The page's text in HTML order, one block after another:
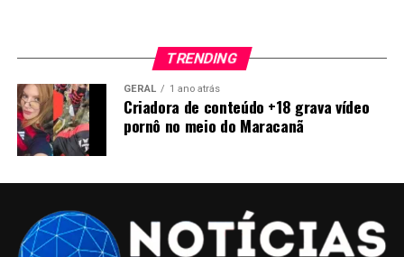
TRENDING
GERAL 1 ano atrás
Criadora de conteúdo +18 grava vídeo
pornô no meio do Maracanã